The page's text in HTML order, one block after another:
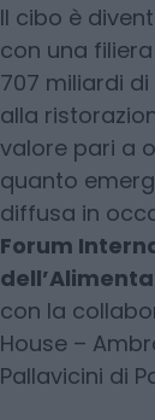
Il cibo è
con una
707 miliardi
alla
valore pari a
quanto
diffusa in
Forum
con la
House –
Pallavicini di